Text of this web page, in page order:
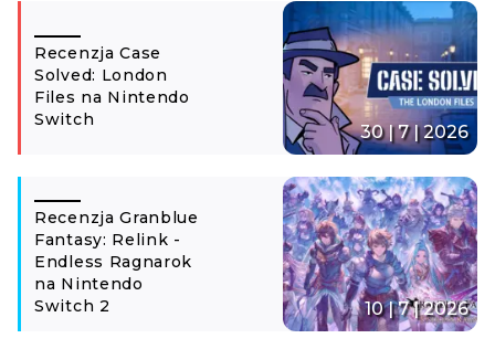
Recenzja Case
Solved: London
Files na Nintendo
Switch
30 | 7 | 2026
Recenzja Granblue
Fantasy: Relink -
Endless Ragnarok
na Nintendo
Switch 2
10 | 7 | 2026